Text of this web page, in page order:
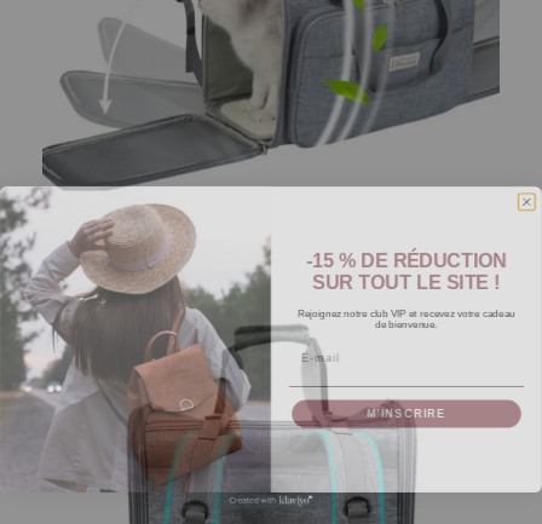
-15 % DE RÉDUCTION
SUR TOUT LE SITE !
de bienvenue.
Email
M’INSCRIRE